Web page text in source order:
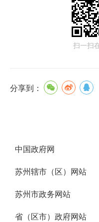
扫一扫
分享到：
中国政府网
苏州辖市（区）网站
苏州市政务网站
省（区市）政府网站